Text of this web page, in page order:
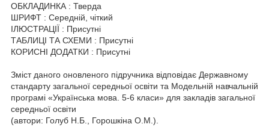
ОБКЛАДИНКА : Тверда
ШРИФТ : Середній, чіткий
ІЛЮСТРАЦІЇ : Присутні
ТАБЛИЦІ ТА СХЕМИ : Присутні
КОРИСНІ ДОДАТКИ : Присутні
Зміст даного оновленого підручника відповідає Державному
стандарту загальної середньої освіти та Модельній навчальній
програмі «Українська мова. 5-6 класи» для закладів загальної
середньої освіти
(автори: Голуб Н.Б., Горошкіна О.М.).